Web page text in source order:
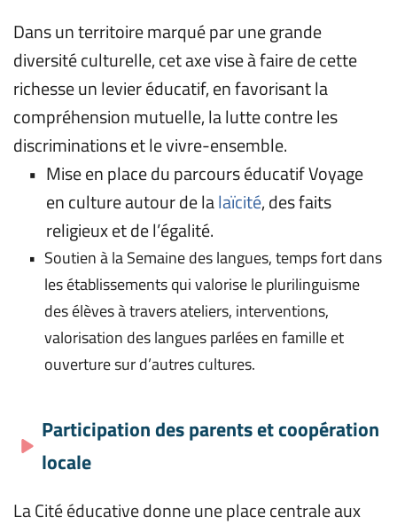
Dans un territoire marqué par une grande
diversité culturelle, cet axe vise à faire de cette
richesse un levier éducatif, en favorisant la
compréhension mutuelle, la lutte contre les
discriminations et le vivre-ensemble.
Mise en place du parcours éducatif Voyage
en culture autour de la laïcité, des faits
religieux et de l’égalité.
Soutien à la Semaine des langues, temps fort dans
les établissements qui valorise le plurilinguisme
des élèves à travers ateliers, interventions,
valorisation des langues parlées en famille et
ouverture sur d’autres cultures.
Participation des parents et coopération
locale
La Cité éducative donne une place centrale aux